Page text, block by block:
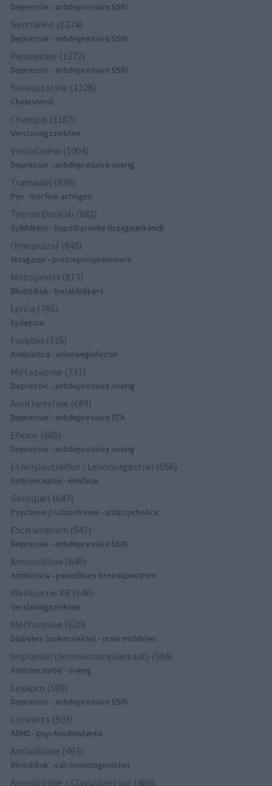
Depressie - antidepressiva SSRI
Sertraline (1274)
Depressie - antidepressiva SSRI
Paroxetine (1272)
Depressie - antidepressiva SSRI
Simvastatine (1228)
Cholesterol
Champix (1187)
Verslavingsziekten
Venlafaxine (1004)
Depressie - antidepressiva overig
Tramadol (939)
Pijn - morfine-achtigen
Thyrax Duotab (882)
Schildklier - hypothyroidie (traagwerkend)
Omeprazol (848)
Maagzuur - protonpompremmers
Metoprolol (817)
Bloeddruk - betablokkers
Lyrica (795)
Epilepsie
Furabid (735)
Antibiotica - urineweginfectie
Mirtazapine (731)
Depressie - antidepressiva overig
Amitriptyline (699)
Depressie - antidepressiva TCA
Efexor (665)
Depressie - antidepressiva overig
Ethinylestradiol / Levonorgestrel (656)
Anticonceptie - eenfase
Seroquel (647)
Psychose / schizofrenie - antipsychotica
Escitalopram (647)
Depressie - antidepressiva SSRI
Amoxicilline (646)
Antibiotica - penicillines breedspectrum
Wellbutrin XR (646)
Verslavingsziekten
Metformine (620)
Diabetes (suikerziekte) - orale middelen
Implanon (hormoonimplantaat) (584)
Anticonceptie - overig
Lexapro (509)
Depressie - antidepressiva SSRI
Concerta (503)
ADHD - psychostimulantia
Amlodipine (493)
Bloeddruk - calciumantagonisten
Amoxicilline / Clavulaanzuur (486)